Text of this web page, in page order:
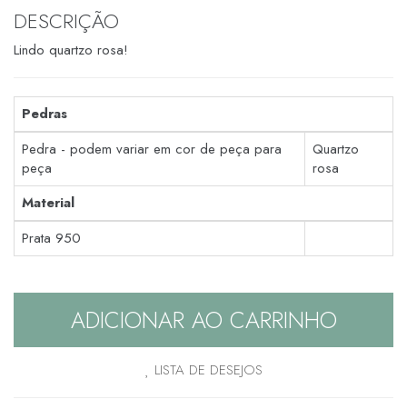
DESCRIÇÃO
Lindo quartzo rosa!
Pedras
Pedra - podem variar em cor de peça para
peça
Quartzo
rosa
Material
Prata 950
ADICIONAR AO CARRINHO
LISTA DE DESEJOS